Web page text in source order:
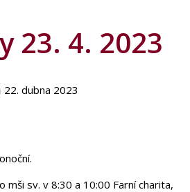
23. 4. 2023
22. dubna 2023
mši sv. v 8:30 a 10:00 Farní charita,